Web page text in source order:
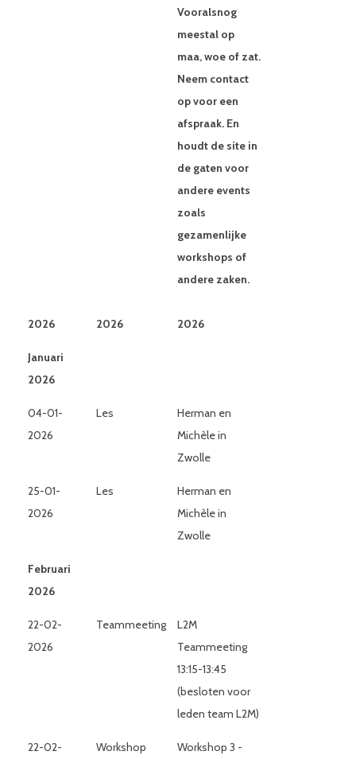
Vooralsnog
meestal op
maa, woe of zat.
Neem contact
op voor een
afspraak. En
houdt de site in
de gaten voor
andere events
zoals
gezamenlijke
workshops of
andere zaken.
2026 2026 2026
Januari
2026
04-01-
2026
Les
Herman en
Michèle in
Zwolle
25-01-
2026
Les
Herman en
Michèle in
Zwolle
Februari
2026
22-02-
2026
Teammeeting
L2M
Teammeeting
13:15-13:45
(besloten voor
leden team L2M)
22-02-
Workshop
Workshop 3 -